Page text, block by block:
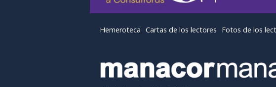
Hemeroteca Cartas de los lectores Fotos de los